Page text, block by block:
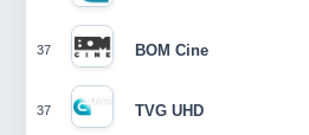
37 BOM Cine
37 TVG UHD